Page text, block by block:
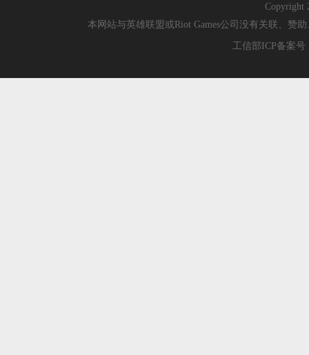
Copyright
本网站与英雄联盟或Riot Games公司没有关联、赞
工信部ICP备案号